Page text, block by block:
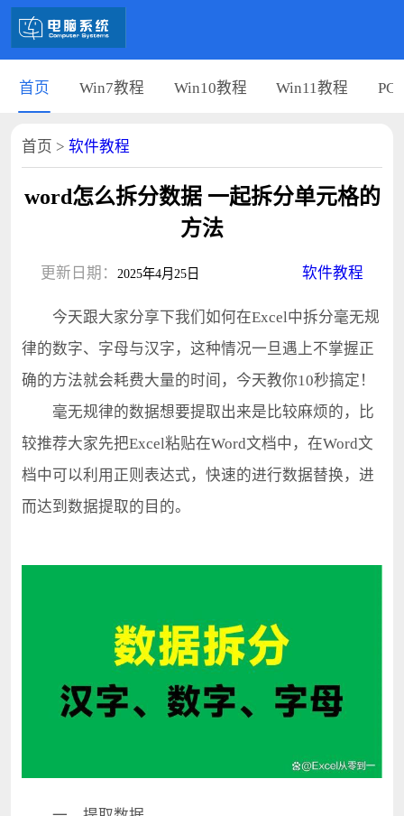
首页 Win7教程 Win10教程 Win11教程 PC
首页 > 软件教程
word怎么拆分数据 一起拆分单元格的
方法
更新日期： 2025年4月25日 软件教程
今天跟大家分享下我们如何在Excel中拆分毫无规
律的数字、字母与汉字，这种情况一旦遇上不掌握正
确的方法就会耗费大量的时间，今天教你10秒搞定！
毫无规律的数据想要提取出来是比较麻烦的，比
较推荐大家先把Excel粘贴在Word文档中，在Word文
档中可以利用正则表达式，快速的进行数据替换，进
而达到数据提取的目的。